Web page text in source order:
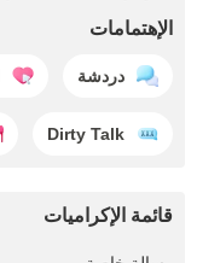
الإهتمامات
دردشة
Dirty Talk
قائمة الإكراميات